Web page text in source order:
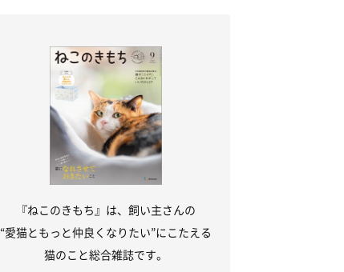
『ねこのきもち』は、飼い主さんの
“愛猫ともっと仲良くなりたい”にこたえる
猫のこと総合雑誌です。